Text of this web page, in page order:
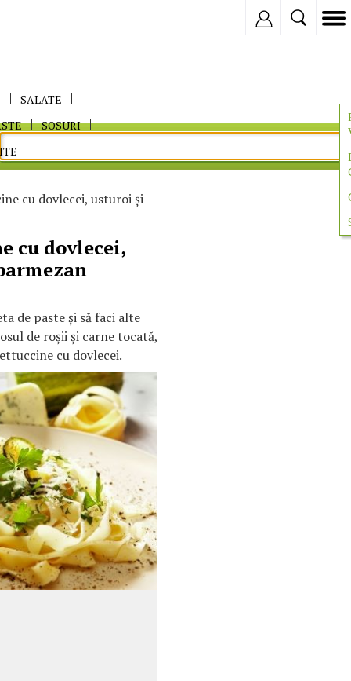
SALATE
SOSURI
cu dovlecei, usturoi şi
cu dovlecei,
de paste şi să faci alte
de roşii şi carne tocată,
cu dovlecei.